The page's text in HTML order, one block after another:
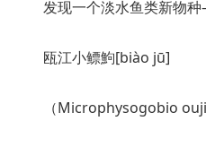
发现一个淡水鱼类新物
瓯江小鳔鮈[biào jū]
（Microphysogobio